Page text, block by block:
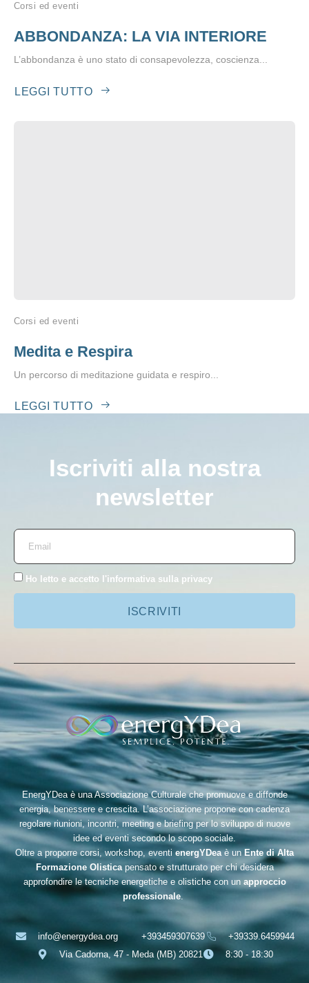
Corsi ed eventi
ABBONDANZA: LA VIA INTERIORE
L’abbondanza è uno stato di consapevolezza, coscienza...
LEGGI TUTTO
Corsi ed eventi
Medita e Respira
Un percorso di meditazione guidata e respiro...
LEGGI TUTTO
Iscriviti alla nostra
newsletter
Ho letto e accetto l'informativa sulla privacy
ISCRIVITI
EnergYDea è una Associazione Culturale che promuove e diffonde
energia, benessere e crescita. L’associazione propone con cadenza
regolare riunioni, incontri, meeting e briefing per lo sviluppo di nuove
idee ed eventi secondo lo scopo sociale.
Oltre a proporre corsi, workshop, eventi energYDeaè unEnte di Alta
Formazione Olistica pensato e strutturato per chi desidera
approfondire le tecniche energetiche e olistiche con un approccio
professionale.
info@energydea.org +393459307639
+39339.6459944
Via Cadorna, 47 - Meda (MB) 20821
8:30 - 18:30